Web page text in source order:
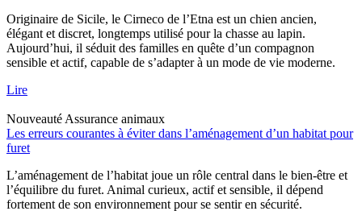
Originaire de Sicile, le Cirneco de l’Etna est un chien ancien,
élégant et discret, longtemps utilisé pour la chasse au lapin.
Aujourd’hui, il séduit des familles en quête d’un compagnon
sensible et actif, capable de s’adapter à un mode de vie moderne.
Lire
Nouveauté Assurance animaux
Les erreurs courantes à éviter dans l’aménagement d’un habitat pour
furet
L’aménagement de l’habitat joue un rôle central dans le bien-être et
l’équilibre du furet. Animal curieux, actif et sensible, il dépend
fortement de son environnement pour se sentir en sécurité.